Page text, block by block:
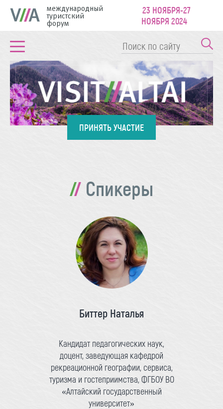
международный
туристский
форум
23 НОЯБРЯ-27
НОЯБРЯ 2024
ПРИНЯТЬ УЧАСТИЕ
Спикеры
Биттер Наталья
Кандидат педагогических наук,
доцент, заведующая кафедрой
рекреационной географии, сервиса,
туризма и гостеприимства, ФГБОУ ВО
«Алтайский государственный
университет»